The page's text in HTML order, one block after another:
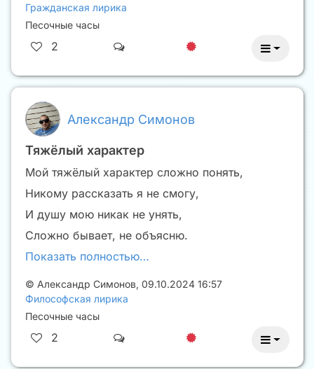
Гражданская лирика
Песочные часы
2
Александр Симонов
Тяжёлый характер
Мой тяжёлый характер сложно понять,
Никому рассказать я не смогу,
И душу мою никак не унять,
Сложно бывает, не объясню.
Показать полностью…
© Александр Симонов, 09.10.2024 16:57
Философская лирика
Песочные часы
2